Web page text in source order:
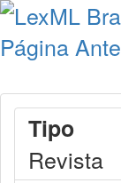
Página
Tipo
Revista